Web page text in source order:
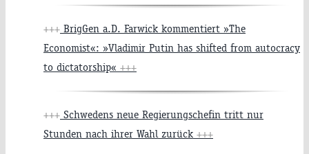
+++ BrigGen a.D. Farwick kommentiert »The
Economist«: »Vladimir Putin has shifted from autocracy
to dictatorship« +++
+++ Schwedens neue Regierungschefin tritt nur
Stunden nach ihrer Wahl zurück +++